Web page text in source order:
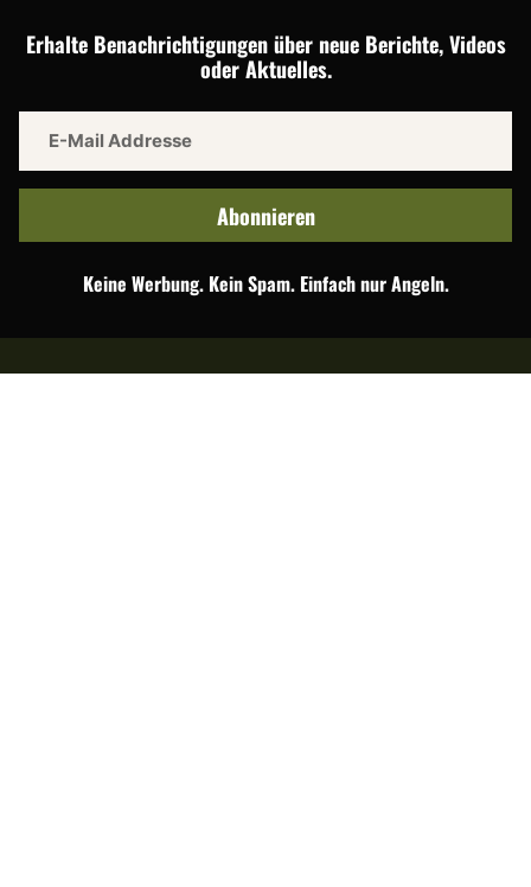
Erhalte Benachrichtigungen über neue Berichte, Videos
oder Aktuelles.
Abonnieren
Keine Werbung. Kein Spam. Einfach nur Angeln.